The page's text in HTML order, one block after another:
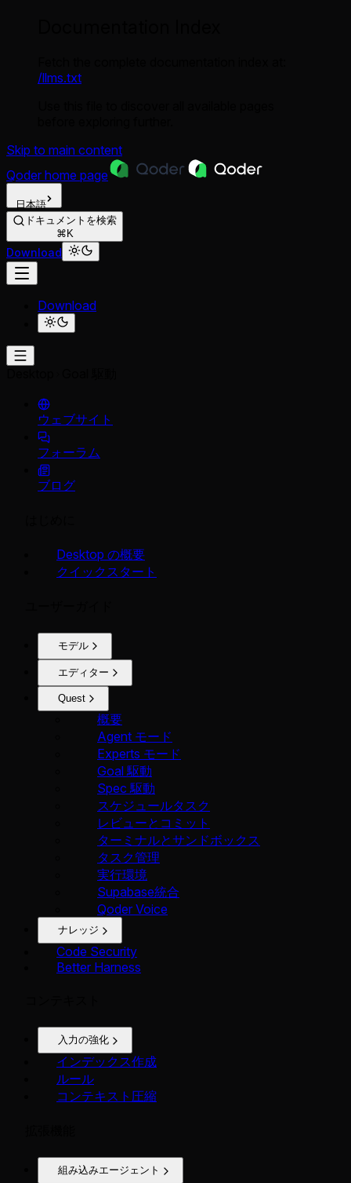
/llms.txt
Skip to main content
Qoder home page
日本語
ドキュメントを検索
⌘K
Download
Download
ウェブサイト
フォーラム
ブログ
Desktop の概要
クイックスタート
モデル
エディター
Quest
概要
Agent モード
Experts モード
Goal 駆動
Spec 駆動
スケジュールタスク
レビューとコミット
ターミナルとサンドボックス
タスク管理
実行環境
Supabase統合
Qoder Voice
ナレッジ
Code Security
Better Harness
入力の強化
インデックス作成
ルール
コンテキスト圧縮
組み込みエージェント